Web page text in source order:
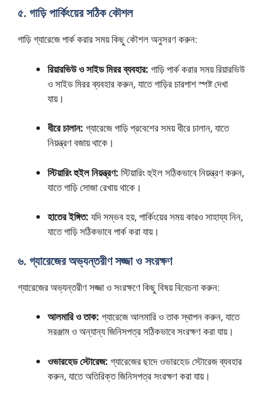
৫. গাড়ি পার্কিংয়ের সঠিক কৌশল
গাড়ি গ্যারেজে পার্ক করার সময় কিছু কৌশল অনুসরণ করুন:
রিয়ারভিউ ও সাইড মিরর ব্যবহার: গাড়ি পার্ক করার সময় রিয়ারভিউ
ও সাইড মিরর ব্যবহার করুন, যাতে গাড়ির চারপাশ স্পষ্ট দেখা
যায়।
ধীরে চালান: গ্যারেজে গাড়ি প্রবেশের সময় ধীরে চালান, যাতে
নিয়ন্ত্রণ বজায় থাকে।
স্টিয়ারিং হুইল নিয়ন্ত্রণ: স্টিয়ারিং হুইল সঠিকভাবে নিয়ন্ত্রণ করুন,
যাতে গাড়ি সোজা রেখায় থাকে।
হাতের ইঙ্গিত: যদি সম্ভব হয়, পার্কিংয়ের সময় কারও সাহায্য নিন,
যাতে গাড়ি সঠিকভাবে পার্ক করা যায়।
৬. গ্যারেজের অভ্যন্তরীণ সজ্জা ও সংরক্ষণ
গ্যারেজের অভ্যন্তরীণ সজ্জা ও সংরক্ষণে কিছু বিষয় বিবেচনা করুন:
আলমারি ও তাক: গ্যারেজে আলমারি ও তাক স্থাপন করুন, যাতে
সরঞ্জাম ও অন্যান্য জিনিসপত্র সঠিকভাবে সংরক্ষণ করা যায়।
ওভারহেড স্টোরেজ: গ্যারেজের ছাদে ওভারহেড স্টোরেজ ব্যবহার
করুন, যাতে অতিরিক্ত জিনিসপত্র সংরক্ষণ করা যায়।